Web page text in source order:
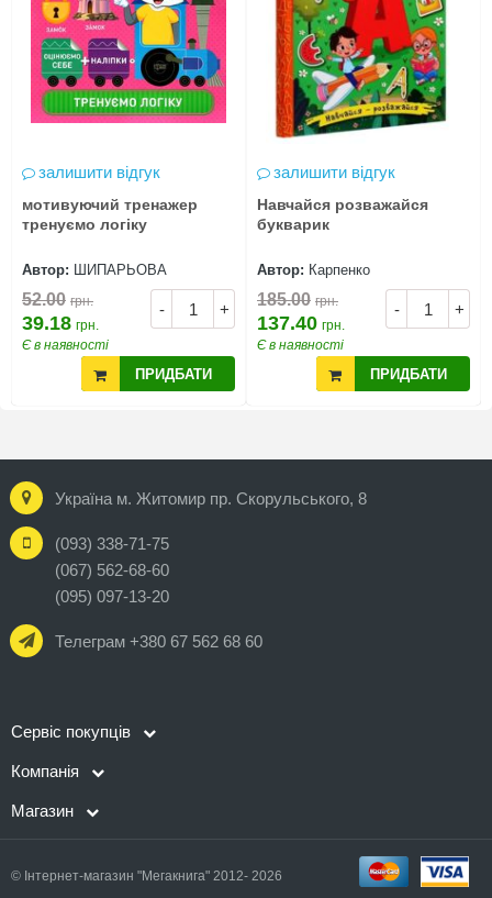
залишити відгук
мотивуючий тренажер
тренуємо логіку
Автор: ШИПАРЬОВА
- +
52.00 грн.
39.18 грн.
Є в наявності
ПРИДБАТИ
залишити відгук
Навчайся розважайся
букварик
Автор: Карпенко
- +
185.00 грн.
137.40 грн.
Є в наявності
ПРИДБАТИ
Україна м. Житомир пр. Скорульського, 8
(093) 338-71-75
(067) 562-68-60
(095) 097-13-20
Телеграм +380 67 562 68 60
Сервіс покупців
Компанія
Магазин
© Інтернет-магазин "Мегакнига" 2012- 2026